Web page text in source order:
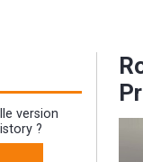
version
?